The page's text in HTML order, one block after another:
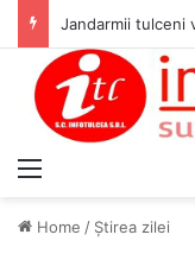
Home / Ştirea zilei